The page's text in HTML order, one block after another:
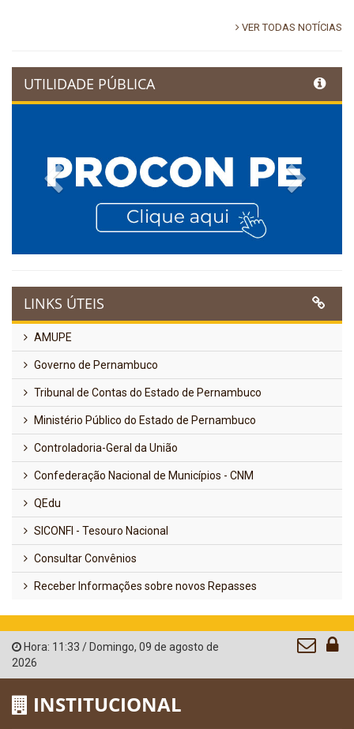
VER TODAS NOTÍCIAS
UTILIDADE PÚBLICA
Previous
LINKS ÚTEIS
AMUPE
Governo de Pernambuco
Tribunal de Contas do Estado de Pernambuco
Ministério Público do Estado de Pernambuco
Controladoria-Geral da União
Confederação Nacional de Municípios - CNM
QEdu
SICONFI - Tesouro Nacional
Consultar Convênios
Receber Informações sobre novos Repasses
Hora: 11:33 / Domingo, 09 de agosto de
2026
INSTITUCIONAL